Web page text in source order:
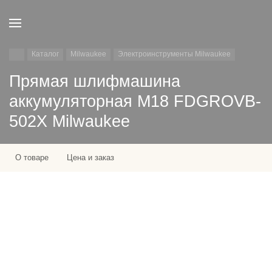
Каталог Milwaukee Электроинструменты Milwaukee
Прямая шлифмашина
аккумуляторная M18 FDGROVB-
502X Milwaukee
О товаре Цена и заказ